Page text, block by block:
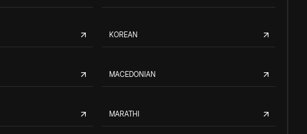
KOREAN
MACEDONIAN
MARATHI